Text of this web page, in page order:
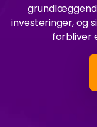
investeringer, og
forbliver